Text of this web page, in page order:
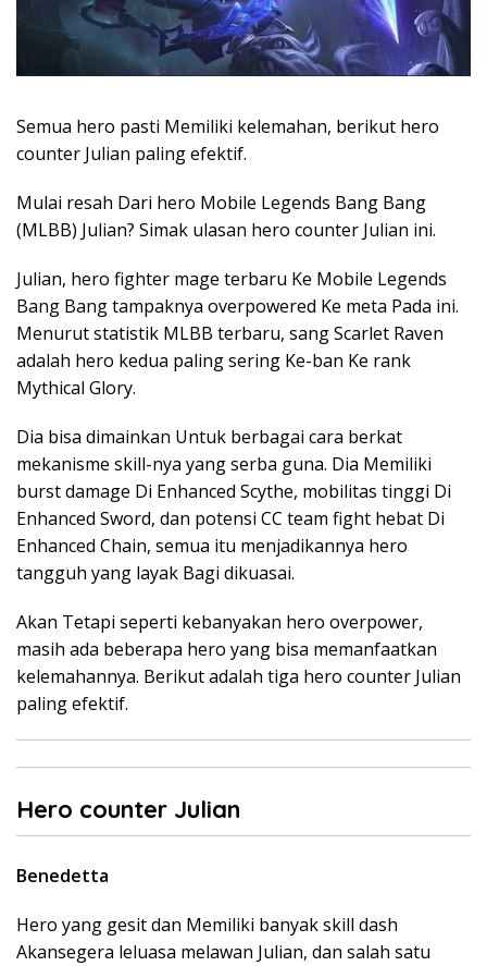
Semua hero pasti Memiliki kelemahan, berikut hero
counter Julian paling efektif.
Mulai resah Dari hero Mobile Legends Bang Bang
(MLBB) Julian? Simak ulasan hero counter Julian ini.
Julian, hero fighter mage terbaru Ke Mobile Legends
Bang Bang tampaknya overpowered Ke meta Pada ini.
Menurut statistik MLBB terbaru, sang Scarlet Raven
adalah hero kedua paling sering Ke-ban Ke rank
Mythical Glory.
Dia bisa dimainkan Untuk berbagai cara berkat
mekanisme skill-nya yang serba guna. Dia Memiliki
burst damage Di Enhanced Scythe, mobilitas tinggi Di
Enhanced Sword, dan potensi CC team fight hebat Di
Enhanced Chain, semua itu menjadikannya hero
tangguh yang layak Bagi dikuasai.
Akan Tetapi seperti kebanyakan hero overpower,
masih ada beberapa hero yang bisa memanfaatkan
kelemahannya. Berikut adalah tiga hero counter Julian
paling efektif.
Hero counter Julian
Benedetta
Hero yang gesit dan Memiliki banyak skill dash
Akansegera leluasa melawan Julian, dan salah satu